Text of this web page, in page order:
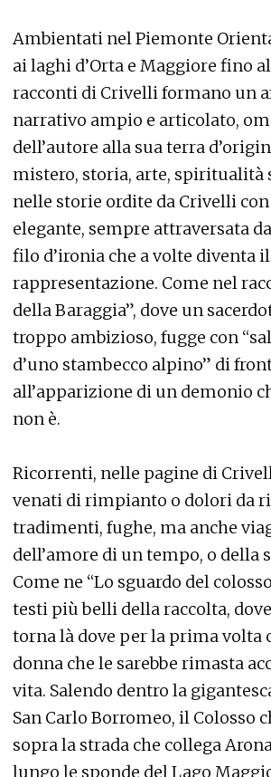
Ambientati nel Piemonte
ai laghi d’Orta e Maggiore fino
racconti di Crivelli formano un
narrativo ampio e articolato,
dell’autore alla sua terra
mistero, storia, arte, spiritualità
nelle storie ordite da Crivelli con
elegante, sempre attraversata
filo d’ironia che a volte diventa
rappresentazione. Come nel
della Baraggia”, dove un
troppo ambizioso, fugge con
d’uno stambecco alpino” di
all’apparizione di un demonio
non è.
Ricorrenti, nelle pagine di
venati di rimpianto o dolori da
tradimenti, fughe, ma anche
dell’amore di un tempo, o della
Come ne “Lo sguardo del
testi più belli della raccolta,
torna là dove per la prima volta
donna che le sarebbe rimasta
vita. Salendo dentro la
San Carlo Borromeo, il Colosso
sopra la strada che collega
lungo le sponde del Lago